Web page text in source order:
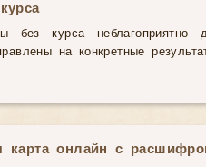
без курса неблагоприятно
на конкретные
карта онлайн с